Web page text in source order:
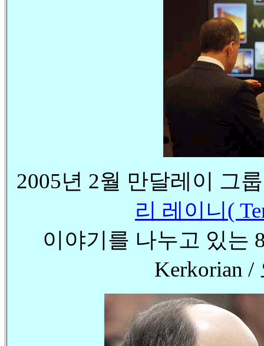
2005년 2월 만달레이 그
리 레이니(
이야기를 나누고 있는
Kerkorian /